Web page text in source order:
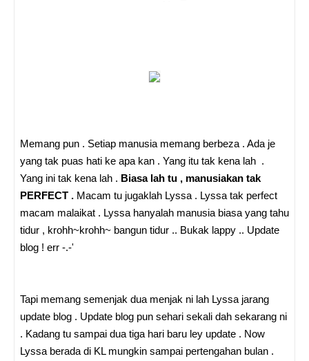
Memang pun . Setiap manusia memang berbeza . Ada je
yang tak puas hati ke apa kan . Yang itu tak kena lah .
Yang ini tak kena lah . Biasa lah tu , manusiakan tak
PERFECT . Macam tu jugaklah Lyssa . Lyssa tak perfect
macam malaikat . Lyssa hanyalah manusia biasa yang tahu
tidur , krohh~krohh~ bangun tidur .. Bukak lappy .. Update
blog ! err -.-'
Tapi memang semenjak dua menjak ni lah Lyssa jarang
update blog . Update blog pun sehari sekali dah sekarang ni
. Kadang tu sampai dua tiga hari baru ley update . Now
Lyssa berada di KL mungkin sampai pertengahan bulan .